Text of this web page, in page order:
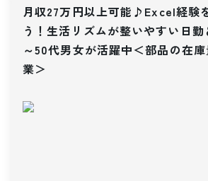
月収27万円以上可能♪Excel経験
う！生活リズムが整いやすい日
～50代男女が活躍中＜部品の在
業＞